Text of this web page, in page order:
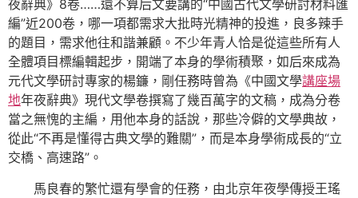
夜辭典》8卷……還不算后文要講的“中國古代文學研討材料匯
編”近200卷，哪一項都需求大批時光精神的投進，良多辣手
的題目，需求他往和諧兼顧。不少年青人恰是從這些所有人
全體項目標編輯起步，開端了本身的學術積聚，如后來成為
元代文學研討專家的楊鐮，剛任務時曾為《中國文學講座場
地年夜辭典》現代文學卷撰寫了幾百萬字的文稿，成為分卷
當之無愧的主編，用他本身的話說，那些冷僻的文學典故，
從此“不再是懂得古典文學的難關”，而是本身學術成長的“立
交橋、高速路”。
馬良春的繁忙還有學會的任務，由北京年夜學傳授王瑤